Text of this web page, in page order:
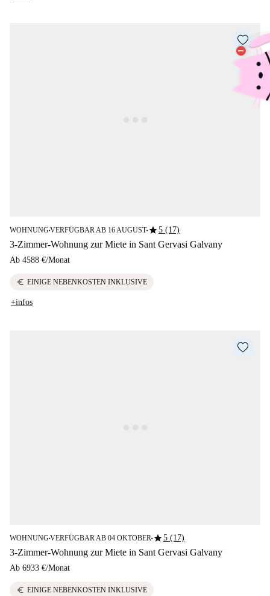
WOHNUNG■VERFÜGBAR AB 16 AUGUST■star5 (17)
3-Zimmer-Wohnung zur Miete in Sant Gervasi Galvany
Ab 4588 €/Monat
euro EINIGE NEBENKOSTEN INKLUSIVE
+infos
WOHNUNG■VERFÜGBAR AB 04 OKTOBER■star5 (17)
3-Zimmer-Wohnung zur Miete in Sant Gervasi Galvany
Ab 6933 €/Monat
euro EINIGE NEBENKOSTEN INKLUSIVE